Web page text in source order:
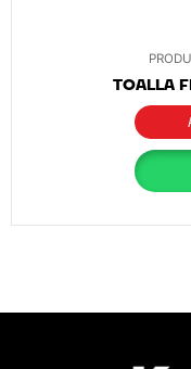
TOALLA